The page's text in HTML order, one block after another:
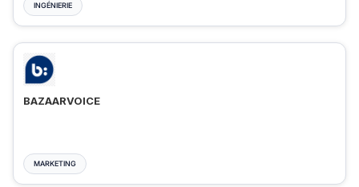
INGÉNIERIE
BAZAARVOICE
MARKETING